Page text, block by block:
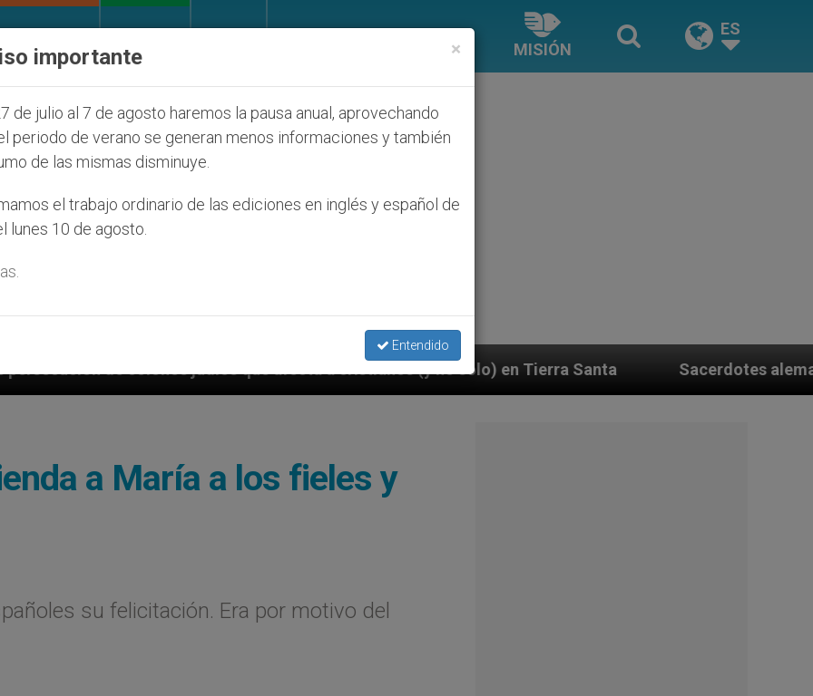
MISIÓN
ES
judíos que afecta a cristianos (y no sólo) en Tierra Santa Sacerdotes alemanes fieles al Papa
a María a los fieles y
su felicitación. Era por motivo del
×
importante
de julio al 7 de agosto haremos la pausa anual, aprovechando
periodo de verano se generan menos informaciones y también
de las mismas disminuye.
el trabajo ordinario de las ediciones en inglés y español de
lunes 10 de agosto.
Entendido